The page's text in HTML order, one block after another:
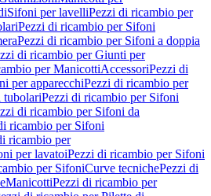
Sifoni per lavelliPezzi di ricambio per
Pezzi di ricambio per Sifoni
Pezzi di ricambio per Sifoni a doppia
di ricambio per Giunti per
per ManicottiAccessoriPezzi di
per apparecchiPezzi di ricambio per
tubolariPezzi di ricambio per Sifoni
di ricambio per Sifoni da
ricambio per Sifoni
ricambio per
per lavatoiPezzi di ricambio per Sifoni
per SifoniCurve tecnichePezzi di
ManicottiPezzi di ricambio per